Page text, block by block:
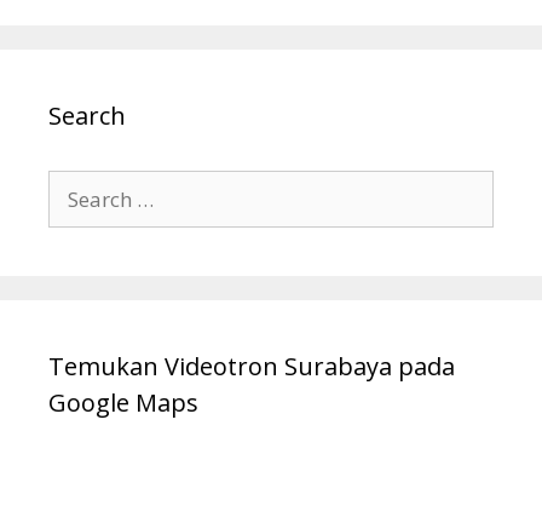
Search
Temukan Videotron Surabaya pada
Google Maps